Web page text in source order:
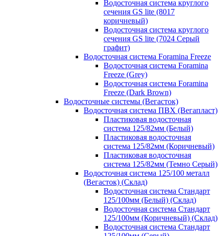
Водосточная система круглого
сечения GS lite (8017
коричневый)
Водосточная система круглого
сечения GS lite (7024 Серый
графит)
Водосточная система Foramina Freeze
Водосточная система Foramina
Freeze (Grey)
Водосточная система Foramina
Freeze (Dark Brown)
Водосточные системы (Вегасток)
Водосточная система ПВХ (Вегапласт)
Пластиковая водосточная
система 125/82мм (Белый)
Пластиковая водосточная
система 125/82мм (Коричневый)
Пластиковая водосточная
система 125/82мм (Темно Серый)
Водосточная система 125/100 металл
(Вегасток) (Склад)
Водосточная система Стандарт
125/100мм (Белый) (Склад)
Водосточная система Стандарт
125/100мм (Коричневый) (Склад)
Водосточная система Стандарт